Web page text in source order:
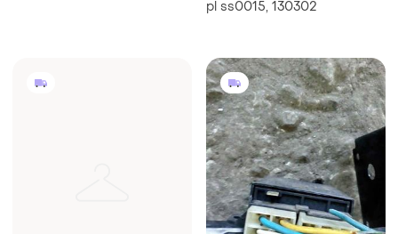
pl ss0015, 130302